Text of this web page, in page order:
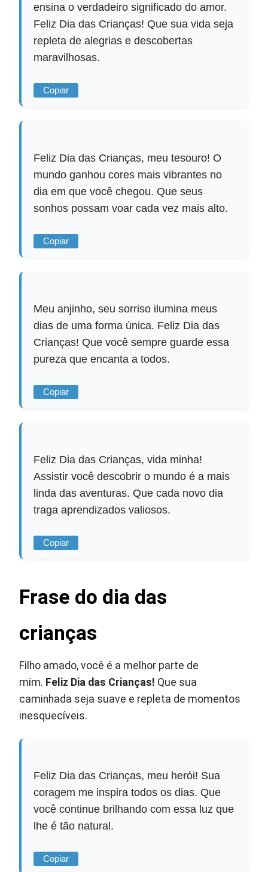
ensina o verdadeiro significado do amor.
Feliz Dia das Crianças! Que sua vida seja
repleta de alegrias e descobertas
maravilhosas.
Copiar
Feliz Dia das Crianças, meu tesouro! O
mundo ganhou cores mais vibrantes no
dia em que você chegou. Que seus
sonhos possam voar cada vez mais alto.
Copiar
Meu anjinho, seu sorriso ilumina meus
dias de uma forma única. Feliz Dia das
Crianças! Que você sempre guarde essa
pureza que encanta a todos.
Copiar
Feliz Dia das Crianças, vida minha!
Assistir você descobrir o mundo é a mais
linda das aventuras. Que cada novo dia
traga aprendizados valiosos.
Copiar
Frase do dia das
crianças
Filho amado, você é a melhor parte de
mim. Feliz Dia das Crianças! Que sua
caminhada seja suave e repleta de momentos
inesquecíveis.
Feliz Dia das Crianças, meu herói! Sua
coragem me inspira todos os dias. Que
você continue brilhando com essa luz que
lhe é tão natural.
Copiar